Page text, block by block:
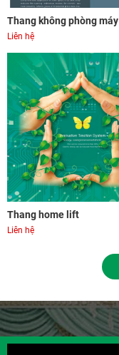
Thang không phòng máy
Liên hệ
Thang home lift
Liên hệ